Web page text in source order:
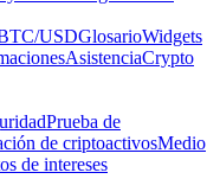
USDGlosarioWidgets
AsistenciaCrypto
Prueba de
de criptoactivosMedio
de intereses